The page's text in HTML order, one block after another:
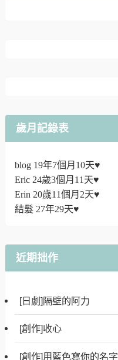
歲月記錄表
blog 19年7個月10天♥
Eric 24歲3個月11天♥
Erin 20歲11個月2天♥
結髮 27年29天♥
近期拙作
[日劇]隔壁的阿力
[創作]收心
[創作]用藍色寫你的名字